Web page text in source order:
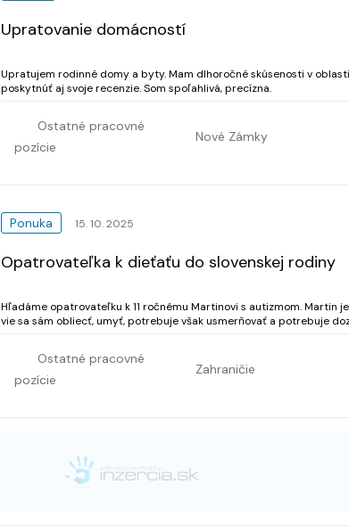
Upratovanie domácností
Upratujem rodinné domy a byty. Mam dlhoročné skúsenosti v
poskytnúť aj svoje recenzie. Som spoľahlivá, precízna.
Ostatné pracovné
pozície
Nové Zámky
Ponuka 15. 10. 2025
Opatrovateľka k dieťaťu do slovenskej rodiny
Hľadáme opatrovateľku k 11 ročnému Martinovi s autizmom. Martin
vie sa sám obliecť, umyť, potrebuje však usmerňovať a potrebuje dozor. Je aktívny,
Ostatné pracovné
pozície
Zahraničie